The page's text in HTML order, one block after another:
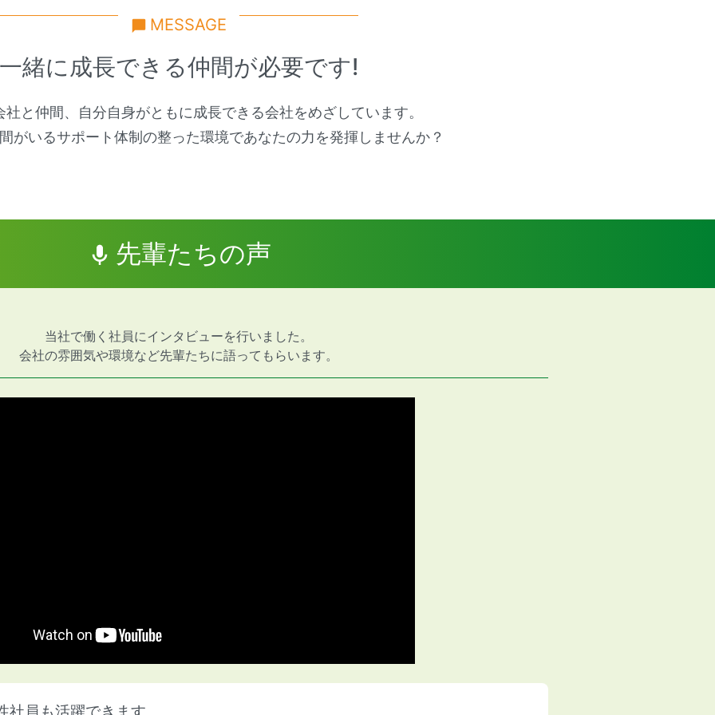
MESSAGE
一緒に成長できる仲間が必要です!
社と仲間、自分自身がともに成長できる会社をめざしています。
がいるサポート体制の整った環境であなたの力を発揮しませんか？
先輩たちの声
当社で働く社員にインタビューを行いました。
会社の雰囲気や環境など先輩たちに語ってもらいます。
社員も活躍できます